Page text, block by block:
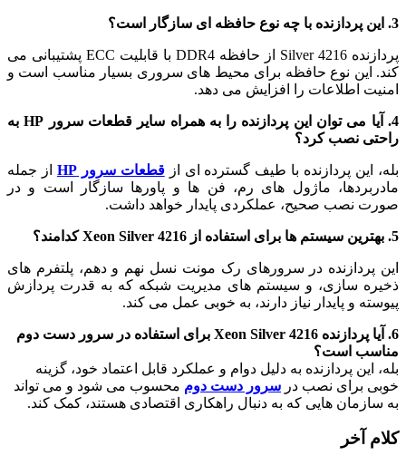
3. این پردازنده با چه نوع حافظه‌ ای سازگار است؟
پردازنده Silver 4216 از حافظه DDR4 با قابلیت ECC پشتیبانی می‌
کند. این نوع حافظه برای محیط‌ های سروری بسیار مناسب است و
امنیت اطلاعات را افزایش می‌ دهد.
4. آیا می‌ توان این پردازنده را به همراه سایر قطعات سرور HP به
راحتی نصب کرد؟
بله، این پردازنده با طیف گسترده‌ ای ازقطعات سرور HP
از جمله
مادربردها، ماژول‌ های رم، فن‌ ها و پاورها سازگار است و در
صورت نصب صحیح، عملکردی پایدار خواهد داشت.
5. بهترین سیستم‌ ها برای استفاده از Xeon Silver 4216 کدامند؟
این پردازنده در سرورهای رک‌ مونت نسل نهم و دهم، پلتفرم‌ های
ذخیره‌ سازی، و سیستم‌ های مدیریت شبکه که به قدرت پردازش
پیوسته و پایدار نیاز دارند، به خوبی عمل می‌ کند.
6. آیا پردازنده Xeon Silver 4216 برای استفاده در سرور دست دوم
مناسب است؟
بله، این پردازنده به دلیل دوام و عملکرد قابل اعتماد خود، گزینه
خوبی برای نصب در سرور دست دوم محسوب می شود و می تواند
به سازمان‌ هایی که به دنبال راهکاری اقتصادی هستند، کمک کند.
کلام آخر